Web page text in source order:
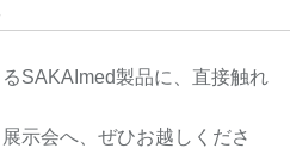
SAKAImed製品に、直接触れ
示会へ、ぜひお越しくださ